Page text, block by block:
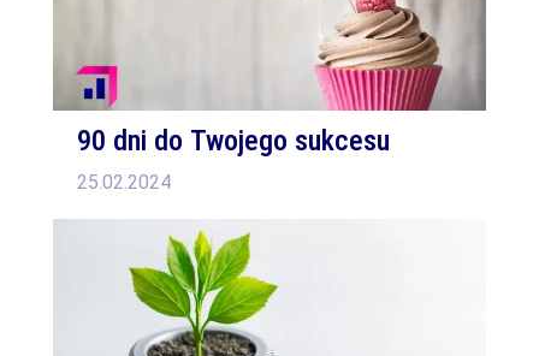
90 dni do Twojego sukcesu
25.02.2024